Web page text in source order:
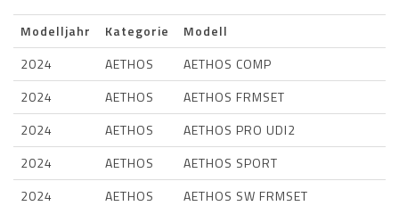
Modelljahr Kategorie
Modell
2024
AETHOS
AETHOS COMP
2024
AETHOS
AETHOS FRMSET
2024
AETHOS
AETHOS PRO UDI2
2024
AETHOS
AETHOS SPORT
2024
AETHOS
AETHOS SW FRMSET